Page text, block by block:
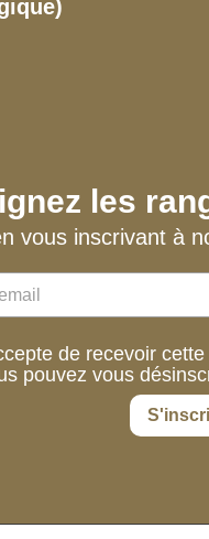
les
vous inscrivant à
de recevoir
pouvez vous